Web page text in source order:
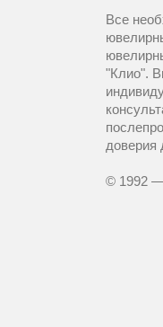
Все
"Клио".
доверия
© 1992